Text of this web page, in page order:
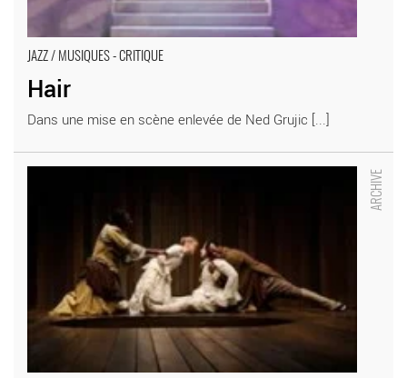
JAZZ / MUSIQUES - CRITIQUE
Hair
Dans une mise en scène enlevée de Ned Grujic [...]
La Dispute - Critique sortie Théâtre